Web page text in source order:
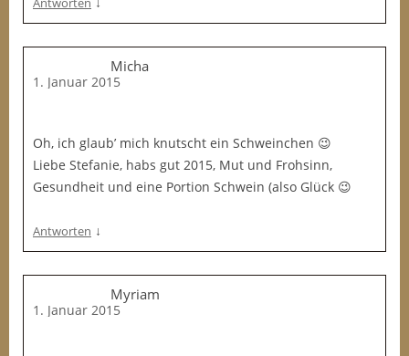
Micha
1. Januar 2015
Oh, ich glaub’ mich knutscht ein Schweinchen 😉
Liebe Stefanie, habs gut 2015, Mut und Frohsinn,
Gesundheit und eine Portion Schwein (also Glück 😉
Antworten ↓
Myriam
1. Januar 2015